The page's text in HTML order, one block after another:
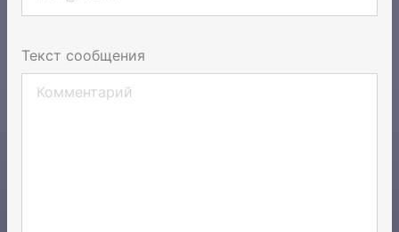
Текст сообщения